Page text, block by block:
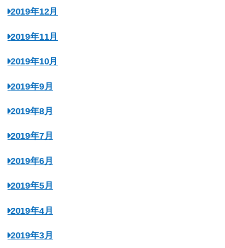
2019年12月
2019年11月
2019年10月
2019年9月
2019年8月
2019年7月
2019年6月
2019年5月
2019年4月
2019年3月